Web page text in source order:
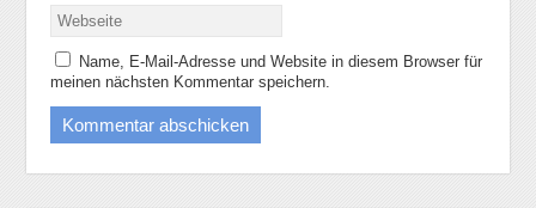
Name, E-Mail-Adresse und Website in diesem Browser für
meinen nächsten Kommentar speichern.